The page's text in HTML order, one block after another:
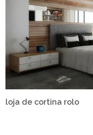
loja de cortina rolo